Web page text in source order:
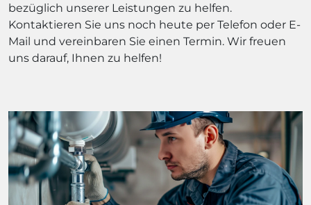
bezüglich unserer Leistungen zu helfen.
Kontaktieren Sie uns noch heute per Telefon oder E-
Mail und vereinbaren Sie einen Termin. Wir freuen
uns darauf, Ihnen zu helfen!